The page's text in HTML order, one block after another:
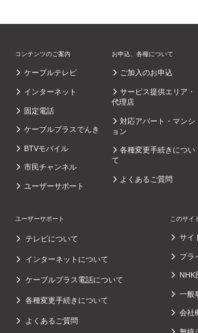
コンテンツのご案内
ケーブルテレビ
インターネット
固定電話
ケーブルプラスでんき
BTVモバイル
市民チャンネル
ユーザーサポート
お申込、各種について
ご加入のお申込
サービス提供エリア・
代理店
対応アパート・マンシ
ョン
各種変更手続きについ
て
よくあるご質問
ユーザーサポート
テレビについて
インターネットについて
ケーブルプラス電話について
各種変更手続きについて
よくあるご質問
このサイ
サイ
プラ
NHK
一般
会社